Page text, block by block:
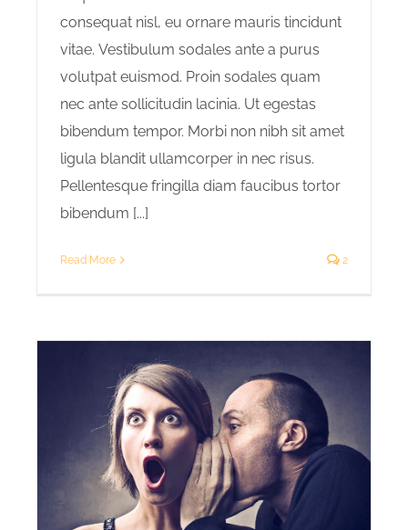
consequat nisl, eu ornare mauris tincidunt
vitae. Vestibulum sodales ante a purus
volutpat euismod. Proin sodales quam
nec ante sollicitudin lacinia. Ut egestas
bibendum tempor. Morbi non nibh sit amet
ligula blandit ullamcorper in nec risus.
Pellentesque fringilla diam faucibus tortor
bibendum [...]
Read More 2